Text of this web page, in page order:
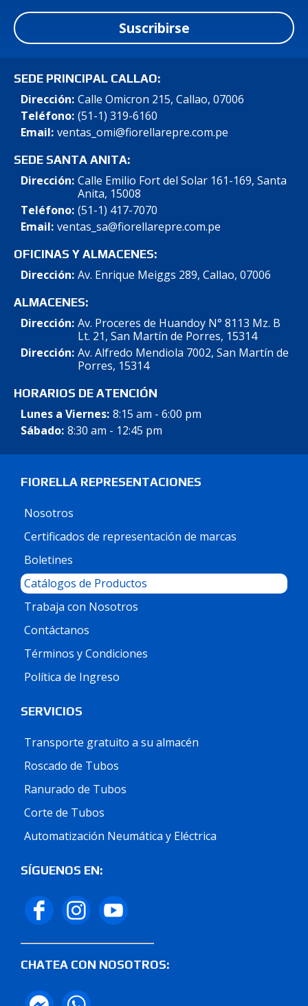
Suscribirse
SEDE PRINCIPAL CALLAO:
Dirección: Calle Omicron 215, Callao, 07006
Teléfono: (51-1) 319-6160
Email: ventas_omi@fiorellarepre.com.pe
SEDE SANTA ANITA:
Dirección: Calle Emilio Fort del Solar 161-169, Santa
Anita, 15008
Teléfono: (51-1) 417-7070
Email: ventas_sa@fiorellarepre.com.pe
OFICINAS Y ALMACENES:
Dirección: Av. Enrique Meiggs 289, Callao, 07006
ALMACENES:
Dirección: Av. Proceres de Huandoy N° 8113 Mz. B
Lt. 21, San Martín de Porres, 15314
Dirección: Av. Alfredo Mendiola 7002, San Martín de
Porres, 15314
HORARIOS DE ATENCIÓN
Lunes a Viernes: 8:15 am - 6:00 pm
Sábado: 8:30 am - 12:45 pm
FIORELLA REPRESENTACIONES
Nosotros
Certificados de representación de marcas
Boletines
Catálogos de Productos
Trabaja con Nosotros
Contáctanos
Términos y Condiciones
Política de Ingreso
SERVICIOS
Transporte gratuito a su almacén
Roscado de Tubos
Ranurado de Tubos
Corte de Tubos
Automatización Neumática y Eléctrica
SÍGUENOS EN:
CHATEA CON NOSOTROS: